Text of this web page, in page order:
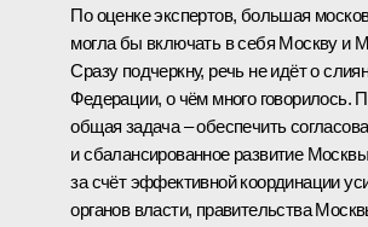
По оценке экспертов, большая
могла бы включать в себя Москву и
Сразу подчеркну, речь не идёт о
Федерации, о чём много говорилось.
общая задача – обеспечить
и сбалансированное развитие
за счёт эффективной координации
органов власти, правительства